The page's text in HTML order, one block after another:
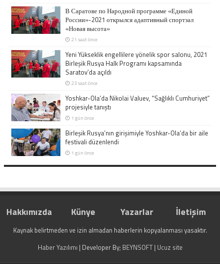
В Саратове по Народной программе «Единой
России»-2021 открылся адаптивный спортзал
«Новая высота»
21 saat önce
Yeni Yükseklik engellilere yönelik spor salonu, 2021
Birleşik Rusya Halk Programı kapsamında
Saratov’da açıldı
23 saat önce
Yoshkar-Ola’da Nikolai Valuev, “Sağlıklı Cumhuriyet”
projesiyle tanıştı
1 gün önce
Birleşik Rusya’nın girişimiyle Yoshkar-Ola’da bir aile
festivali düzenlendi
1 gün önce
Hakkımızda Künye Yazarlar İletişim
Kaynak belirtmeden ve izin almadan haberlerin kopyalanması yasaktır.
Haber Yazılımı | Developer By; BEYNSOFT| Ucuz site